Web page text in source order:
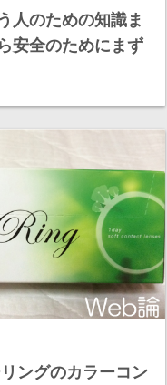
人のための知識ま
安全のためにまず
ングのカラーコン